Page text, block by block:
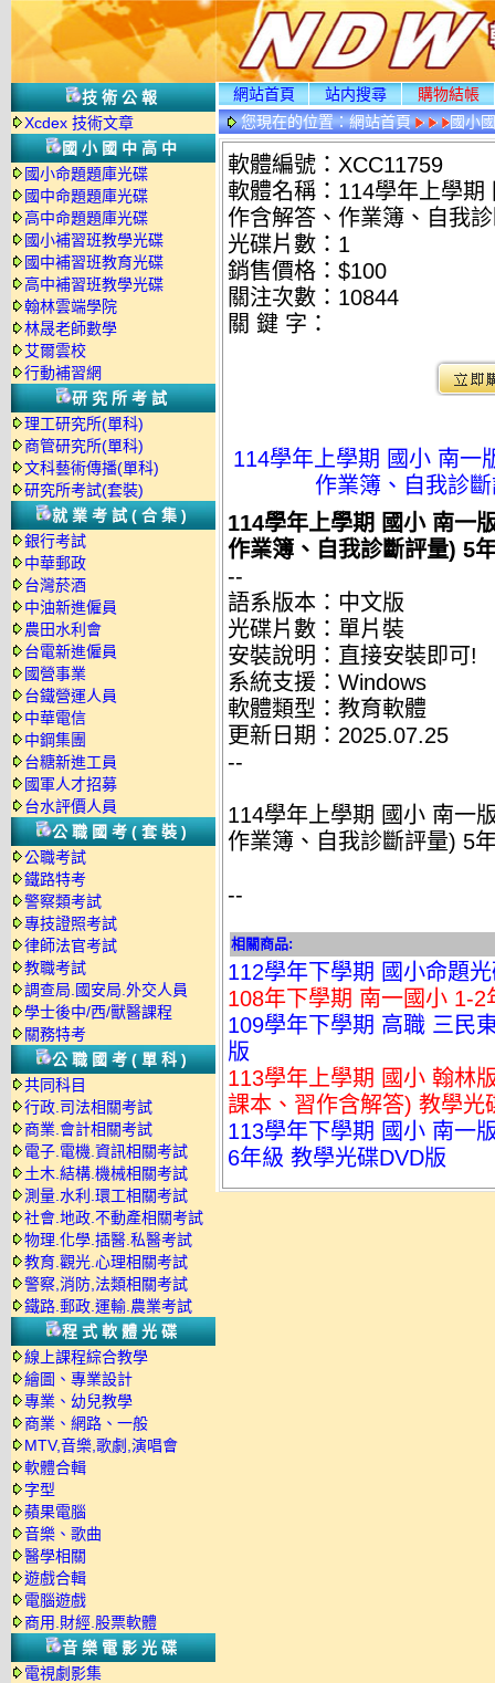
技術公報
Xcdex 技術文章
國小國中高中
國小命題題庫光碟
國中命題題庫光碟
高中命題題庫光碟
國小補習班教學光碟
國中補習班教育光碟
高中補習班教學光碟
翰林雲端學院
林晟老師數學
艾爾雲校
行動補習網
研究所考試
理工研究所(單科)
商管研究所(單科)
文科藝術傳播(單科)
研究所考試(套裝)
就業考試(合集)
銀行考試
中華郵政
台灣菸酒
中油新進僱員
農田水利會
台電新進僱員
國營事業
台鐵營運人員
中華電信
中鋼集團
台糖新進工員
國軍人才招募
台水評價人員
公職國考(套裝)
公職考試
鐵路特考
警察類考試
專技證照考試
律師法官考試
教職考試
調查局.國安局.外交人員
學士後中/西/獸醫課程
關務特考
公職國考(單科)
共同科目
行政.司法相關考試
商業.會計相關考試
電子.電機.資訊相關考試
土木.結構.機械相關考試
測量.水利.環工相關考試
社會.地政.不動產相關考試
物理.化學.插醫.私醫考試
教育.觀光.心理相關考試
警察,消防,法類相關考試
鐵路.郵政.運輸.農業考試
程式軟體光碟
線上課程綜合教學
繪圖、專業設計
專業、幼兒教學
商業、網路、一般
MTV,音樂,歌劇,演唱會
軟體合輯
字型
蘋果電腦
音樂、歌曲
醫學相關
遊戲合輯
電腦遊戲
商用.財經.股票軟體
音樂電影光碟
電視劇影集
網站首頁 站内搜尋
購物結帳
您現在的位置：網站首頁 國小
軟體編號：XCC11759
軟體名稱：114學年上學
作含解答、作業簿、自我
光碟片數：1
銷售價格：$100
關注次數： 10844
關 鍵 字：
114學年上學期 國小 南一
作業簿、自我診
114學年上學期 國小 南一
作業簿、自我診斷評量) 5
--
語系版本：中文版
光碟片數：單片裝
安裝說明：直接安裝即可!
系統支援：Windows
軟體類型：教育軟體
更新日期：2025.07.25
--
114學年上學期 國小 南一
作業簿、自我診斷評量) 5
--
相關商品:
112學年下學期 國小命題
108年下學期 南一國小 1-
109學年下學期 高職 三民
版
113學年上學期 國小 翰林
課本、習作含解答) 教學光
113學年下學期 國小 南一
6年級 教學光碟DVD版